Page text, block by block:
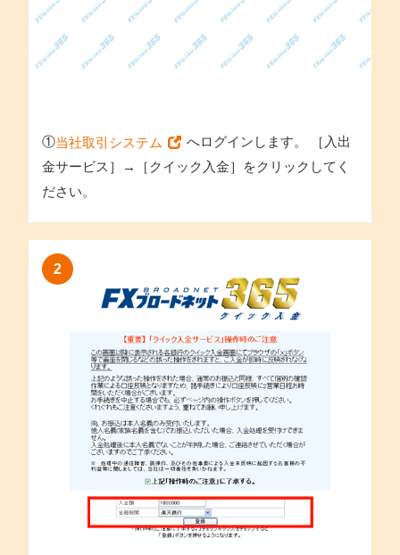
gr.co.jp/saitamaresona/
定期メンテナンス等のため、毎月第2土
https://www.kansaimiraibank.co.jp/
①当社取引システム
へログインします。 ［入出
金サービス］→［クイック入金］をクリックしてく
ださい。
2